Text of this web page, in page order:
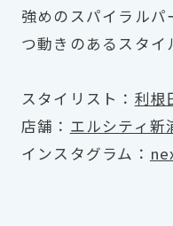
強めのスパイラル
つ動きのあるスタイ
スタイリスト： 利根
店舗： エルシティ新
インスタグラム：